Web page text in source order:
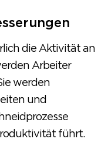
die Aktivität an
Arbeiter
werden
und
führt.